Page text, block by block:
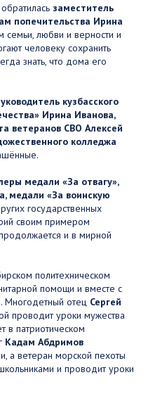
заместитель
попечительства Ирина
любви и верности и
человеку сохранить
знать, что дома его
кузбасского
Ирина Иванова,
ветеранов СВО Алексей
колледжа
медали «За отвагу»,
медали «За воинскую
государственных
своим примером
и в мирной
политехническом
помощи и вместе с
Многодетный отец Сергей
проводит уроки мужества
в патриотическом
Кадам Абдримов
а ветеран морской пехоты
и проводит уроки